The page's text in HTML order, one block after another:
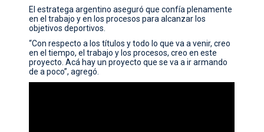
El estratega argentino aseguró que confía plenamente
en el trabajo y en los procesos para alcanzar los
objetivos deportivos.
“Con respecto a los títulos y todo lo que va a venir, creo
en el tiempo, el trabajo y los procesos, creo en este
proyecto. Acá hay un proyecto que se va a ir armando
de a poco”, agregó.